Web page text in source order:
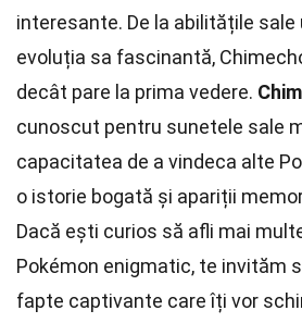
interesante. De la abilitățile sale
evoluția sa fascinantă,
decât pare la prima vedere.
cunoscut pentru sunetele sale
capacitatea de a vindeca alte
o istorie bogată și apariții
Dacă ești curios să afli mai
Pokémon enigmatic, te invităm
fapte captivante care îți vor